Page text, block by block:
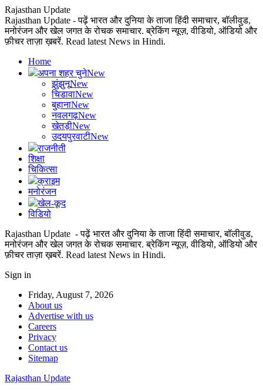
Rajasthan Update
Rajasthan Update - पढ़ें भारत और दुनिया के ताजा हिंदी समाचार, बॉलीवुड,
मनोरंजन और खेल जगत के रोचक समाचार. ब्रेकिंग न्यूज़, वीडियो, ऑडियो और
फ़ीचर ताज़ा ख़बरें. Read latest News in Hindi.
Home
अपना शहर चुनेNew
झुंझुनूNew
चिडावाNew
बुहानाNew
नवलगढ़New
खेतड़ीNew
उदयपुरवाटीNew
राजनीती
शिक्षा
चिकित्सा
क्राइम
मनोरंजन
खेल-कूद
विडियो
Rajasthan Update - पढ़ें भारत और दुनिया के ताजा हिंदी समाचार, बॉलीवुड,
मनोरंजन और खेल जगत के रोचक समाचार. ब्रेकिंग न्यूज़, वीडियो, ऑडियो और
फ़ीचर ताज़ा ख़बरें. Read latest News in Hindi.
Sign in
Friday, August 7, 2026
About us
Advertise with us
Careers
Privacy
Contact us
Sitemap
Rajasthan Update